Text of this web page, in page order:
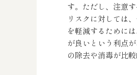
す。ただし、注意
リスクに対しては
を軽減するために
が良いという利点
の除去や消毒が比